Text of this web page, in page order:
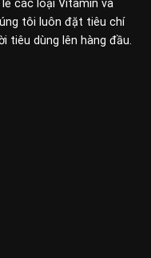
các loại Vitamin và
tôi luôn đặt tiêu chí
tiêu dùng lên hàng đầu.